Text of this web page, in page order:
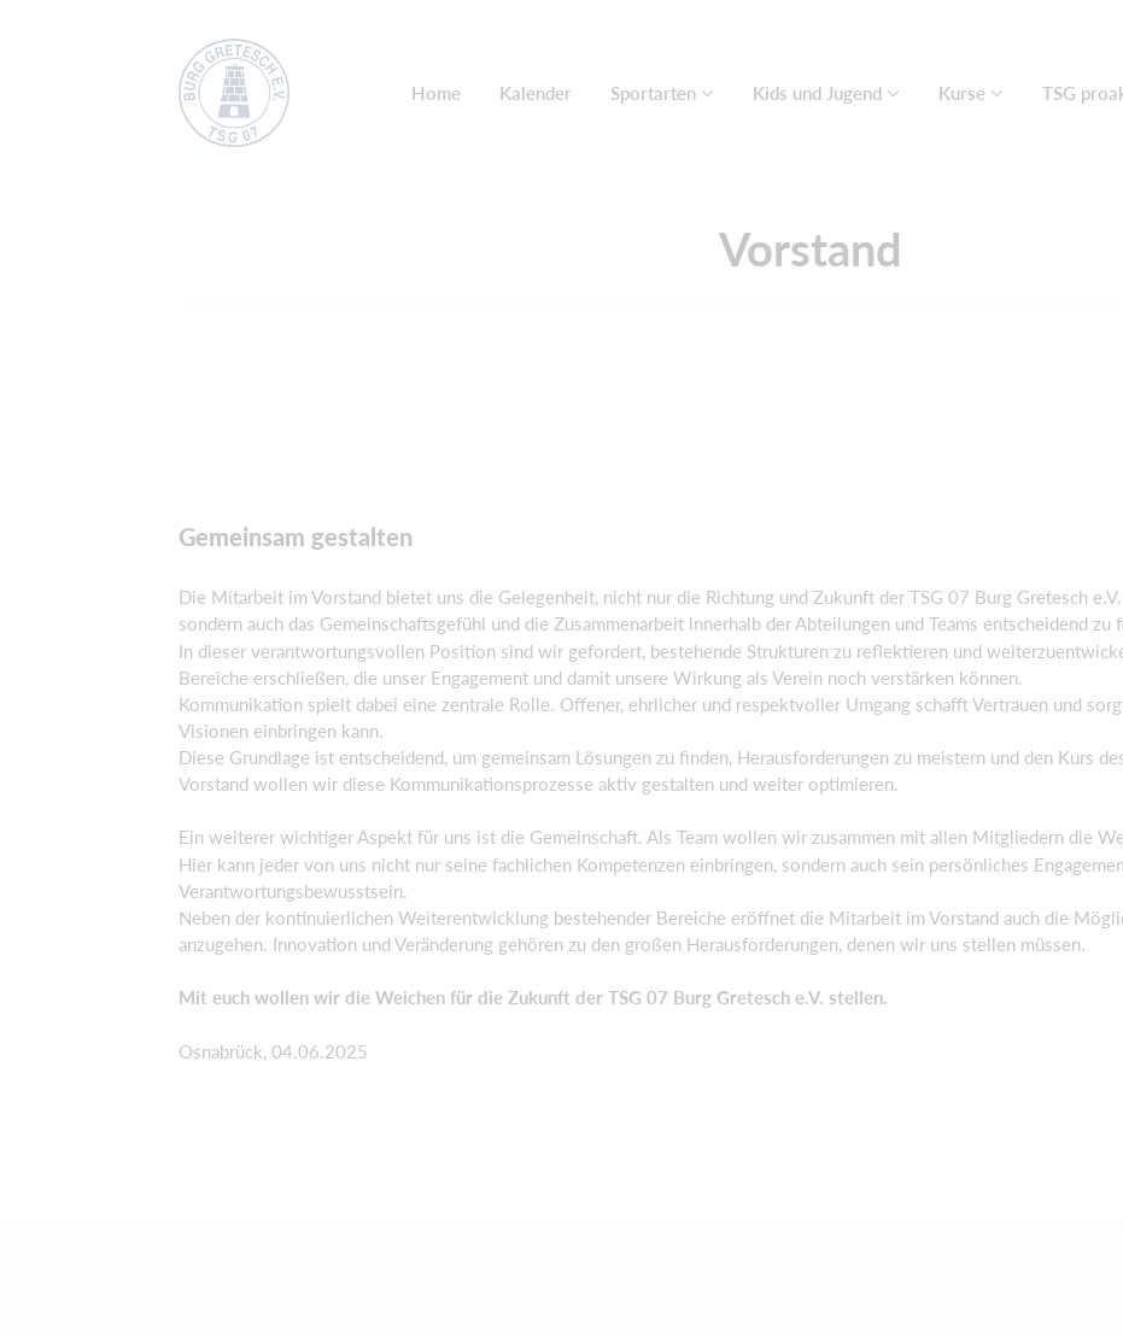
Home Kalender Sportarten Kids und Jugend Kurse TSG
Vorstand
Gemeinsam gestalten
Die Mitarbeit im Vorstand bietet uns die Gelegenheit, nicht nur die Richtung und Zukunft der TSG 07 Burg Gretesch
sondern auch das Gemeinschaftsgefühl und die Zusammenarbeit innerhalb der Abteilungen und Teams entscheidend zu
In dieser verantwortungsvollen Position sind wir gefordert, bestehende Strukturen zu reflektieren und
Bereiche erschließen, die unser Engagement und damit unsere Wirkung als Verein noch verstärken können.
Kommunikation spielt dabei eine zentrale Rolle. Offener, ehrlicher und respektvoller Umgang schafft Vertrauen und
Visionen einbringen kann.
Diese Grundlage ist entscheidend, um gemeinsam Lösungen zu finden, Herausforderungen zu meistern und den Kurs
Vorstand wollen wir diese Kommunikationsprozesse aktiv gestalten und weiter optimieren.
Ein weiterer wichtiger Aspekt für uns ist die Gemeinschaft. Als Team wollen wir zusammen mit allen Mitgliedern die
Hier kann jeder von uns nicht nur seine fachlichen Kompetenzen einbringen, sondern auch sein persönliches
Verantwortungsbewusstsein.
Neben der kontinuierlichen Weiterentwicklung bestehender Bereiche eröffnet die Mitarbeit im Vorstand auch die
anzugehen. Innovation und Veränderung gehören zu den großen Herausforderungen, denen wir uns stellen müssen.
Mit euch wollen wir die Weichen für die Zukunft der TSG 07 Burg Gretesch e.V. stellen.
Osnabrück, 04.06.2025